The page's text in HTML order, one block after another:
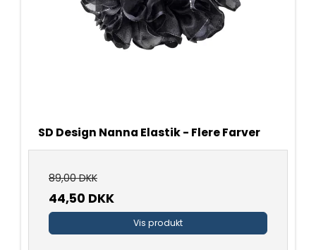
SD Design Nanna Elastik - Flere Farver
89,00 DKK
44,50 DKK
Vis produkt